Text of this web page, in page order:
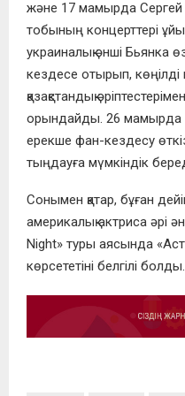
және 17 мамырда Сергей
тобының концерттері
украиналық әнші Бьянка
кездесе отырып, көңілді
қазақстандық
орындайды. 26 мамырда
ерекше фан-кездесу
тыңдауға мүмкіндік
Сонымен қатар, бұған
америкалық актриса әрі
Night» туры аясында
көрсететіні белгілі болды.